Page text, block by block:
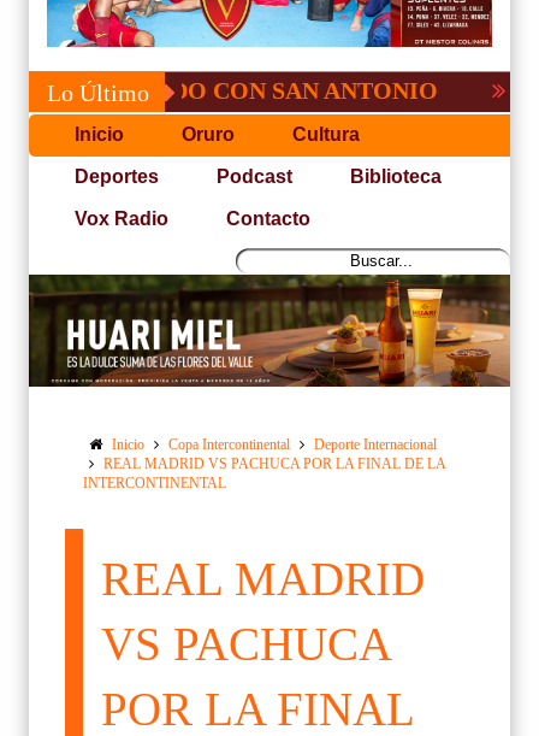
Lo Último
NO PUDO CON SAN ANTONIO COPA
Inicio Oruro Cultura
Deportes Podcast Biblioteca
Vox Radio Contacto
Inicio Copa Intercontinental
Deporte Internacional
REAL MADRID VS PACHUCA POR LA FINAL DE LA
INTERCONTINENTAL
REAL MADRID
VS PACHUCA
POR LA FINAL